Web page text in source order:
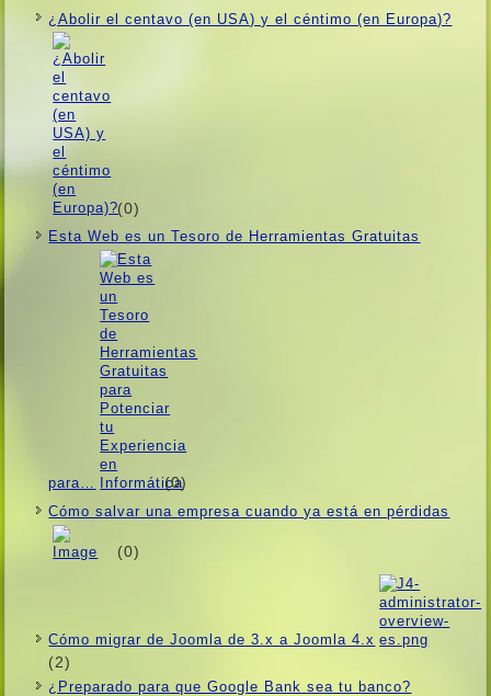
¿Abolir el centavo (en USA) y el céntimo (en Europa)?
(0)
Esta Web es un Tesoro de Herramientas Gratuitas
para… (0)
Cómo salvar una empresa cuando ya está en pérdidas
(0)
Cómo migrar de Joomla de 3.x a Joomla 4.x
(2)
¿Preparado para que Google Bank sea tu banco?